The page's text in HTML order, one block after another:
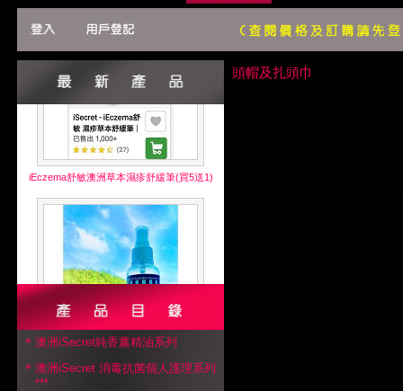
iEczema舒敏澳洲草本濕疹舒緩筆(買5送1)
iProtect 安陪抗流感舒鼻敏草本噴霧(買5送1)
＊ 澳洲iSecret純香薰精油系列
＊ 澳洲iSecret 消毒抗菌個人護理系列
***
頭帽及扎頭巾